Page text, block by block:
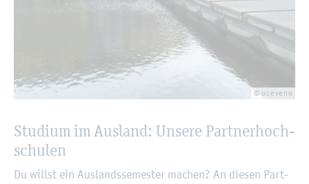
© ose­ve­no
Stu­di­um im Aus­land: Un­se­re Part­ner­hoch­
schu­len
Du willst ein Aus­lands­se­mes­ter ma­chen? An die­sen Part­